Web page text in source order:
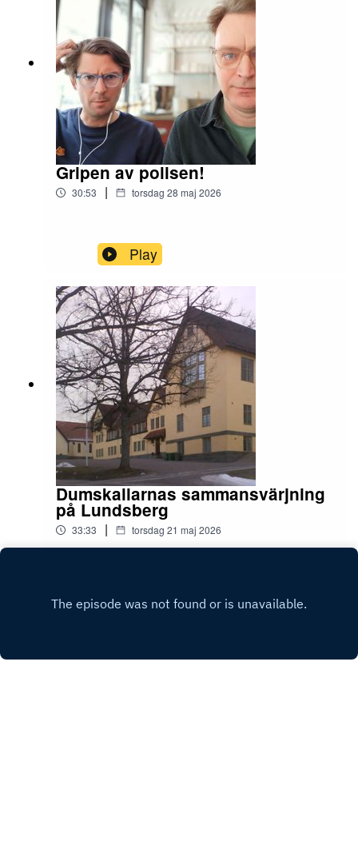
Gripen av polisen!
30:53 | torsdag 28 maj 2026
Play
Dumskallarnas sammansvärjning
på Lundsberg
33:33 | torsdag 21 maj 2026